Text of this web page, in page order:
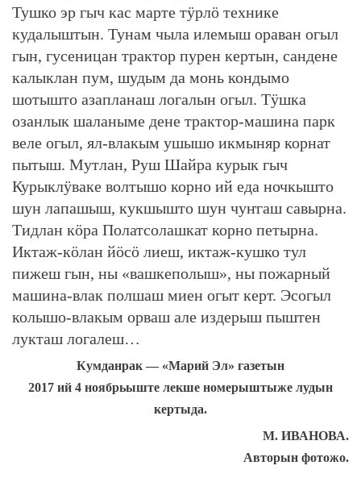
Тушко эр гыч кас марте тӱрлӧ технике
кудалыштын. Тунам чыла илемыш ораван огыл
гын, гусеницан трактор пурен кертын, сандене
калыклан пум, шудым да монь кондымо
шотышто азапланаш логалын огыл. Тӱшка
озанлык шаланыме дене трактор-машина парк
веле огыл, ял-влакым ушышо икмыняр корнат
пытыш. Мутлан, Руш Шайра курык гыч
Курыклӱваке волтышо корно ий еда ночкышто
шун лапашыш, кукшышто шун чуҥгаш савырна.
Тидлан кӧра Полатсолашкат корно петырна.
Иктаж-кӧлан йӧсӧ лиеш, иктаж-кушко тул
пижеш гын, ны «вашкеполыш», ны пожарный
машина-влак полшаш миен огыт керт. Эсогыл
колышо-влакым орваш але издерыш пыштен
лукташ логалеш…
Кумданрак — «Марий Эл» газетын
2017 ий 4 ноябрьыште лекше номерыштыже лудын
кертыда.
М. ИВАНОВА.
Авторын фотожо.